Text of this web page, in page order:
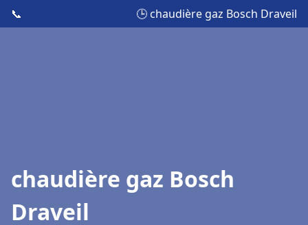
📞 🕒 chaudière gaz Bosch Draveil
chaudière gaz Bosch
Draveil